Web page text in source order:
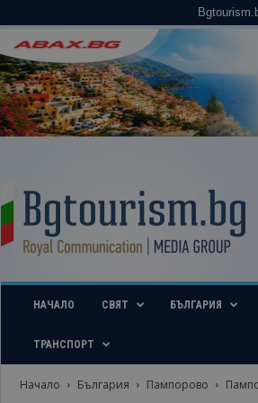
u
i
b
НАЧАЛО СВЯТ БЪЛГАРИЯ
ТРАНСПОРТ
Начало България Пампорово